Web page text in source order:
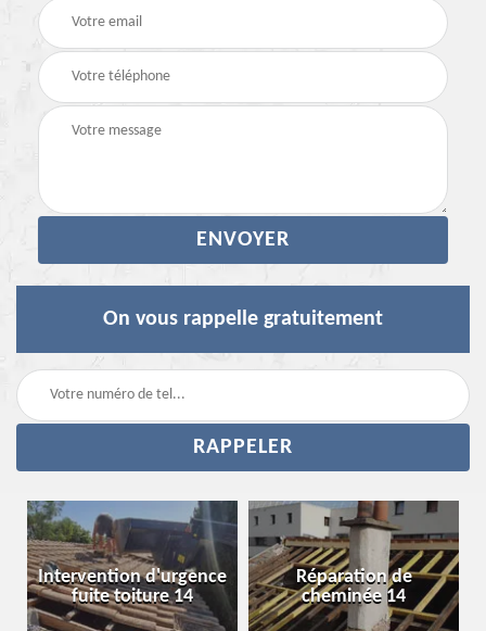
On vous rappelle gratuitement
Intervention d'urgence
fuite toiture 14
Réparation de
cheminée 14